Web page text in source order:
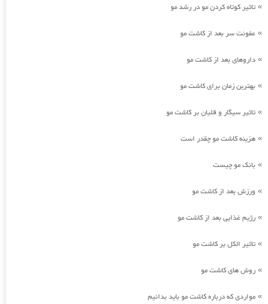
» تاثیر کوتاه کردن مو در رشد مو
» عفونت سر بعد از کاشت مو
» داروهای بعد از کاشت مو
» بهترین زمان برای کاشت مو
» تاثیر سیگار و قلیان بر کاشت مو
» هزینه کاشت مو چقدر است
» بانک مو چیست
» ورزش بعد از کاشت مو
» رژیم غذایی بعد از کاشت مو
» تاثیر الکل بر کاشت مو
» روش های کاشت مو
» مواردی که درباره کاشت مو باید بدانیم